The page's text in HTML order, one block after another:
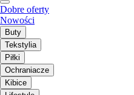
Dobre oferty
Nowości
Buty
Tekstylia
Piłki
Ochraniacze
Kibice